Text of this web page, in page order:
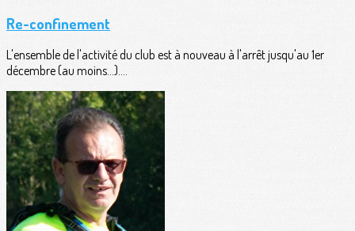
Re-confinement
L'ensemble de l'activité du club est à nouveau à l'arrêt jusqu'au 1er
décembre (au moins...)....